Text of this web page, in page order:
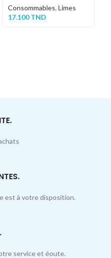
Consommables, Limes
17.100TND
est à votre disposition.
service et éoute.